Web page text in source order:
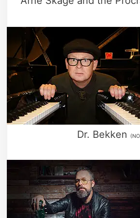
Dr. Bekken